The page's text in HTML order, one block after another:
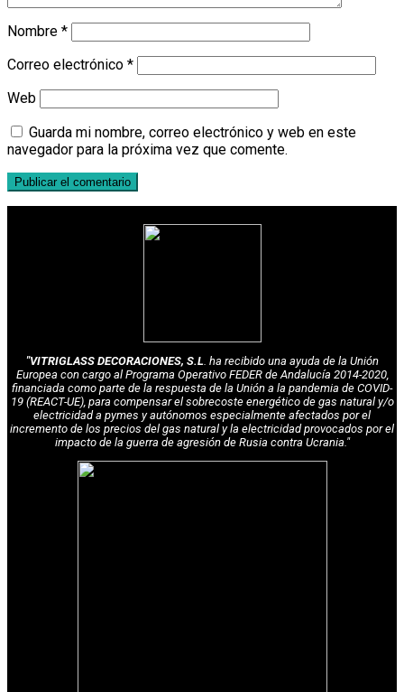
Nombre *
Correo electrónico *
Web
Guarda mi nombre, correo electrónico y web en este
navegador para la próxima vez que comente.
"VITRIGLASS DECORACIONES, S.L. ha recibido una ayuda de la Unión
Europea con cargo al Programa Operativo FEDER de Andalucía 2014-2020,
financiada como parte de la respuesta de la Unión a la pandemia de COVID-
19 (REACT-UE), para compensar el sobrecoste energético de gas natural y/o
electricidad a pymes y autónomos especialmente afectados por el
incremento de los precios del gas natural y la electricidad provocados por el
impacto de la guerra de agresión de Rusia contra Ucrania."